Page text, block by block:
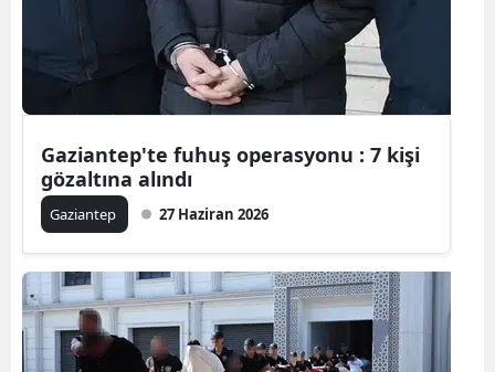
Şanlıurfa
Gaziantep'te fuhuş operasyonu : 7 kişi
gözaltına alındı
Gaziantep 27 Haziran 2026